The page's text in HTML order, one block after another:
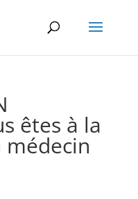
êtes à la
médecin